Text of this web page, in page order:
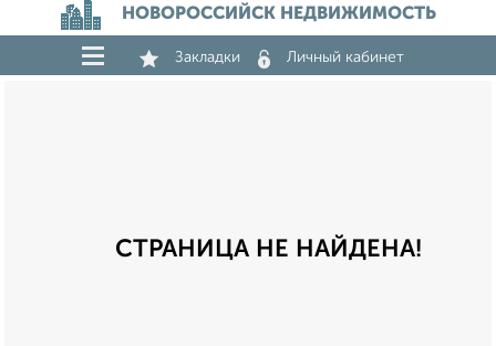
НОВОРОССИЙСК НЕДВИЖИМОСТЬ
Закладки Личный кабинет
СТРАНИЦА НЕ НАЙДЕНА!